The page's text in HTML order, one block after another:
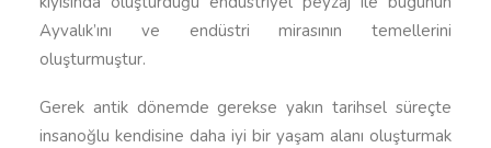
Ayvalık’ını ve endüstri mirasının temellerini
oluşturmuştur.
Gerek antik dönemde gerekse yakın tarihsel süreçte
insanoğlu kendisine daha iyi bir yaşam alanı oluşturmak